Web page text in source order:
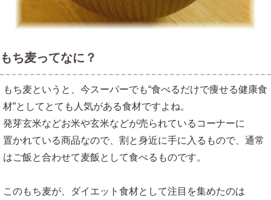
もち麦ってなに？
もち麦というと、今スーパーでも“食べるだけで痩せる健康食
材”としてとても人気がある食材ですよね。
発芽玄米などお米や玄米などが売られているコーナーに
置かれている商品なので、割と身近に手に入るもので、通常
はご飯と合わせて麦飯として食べるものです。
このもち麦が、ダイエット食材として注目を集めたのは